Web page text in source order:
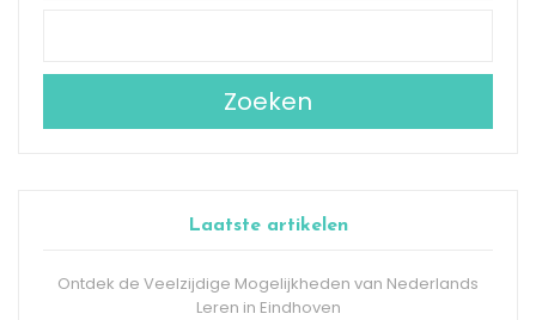
Zoeken
Laatste artikelen
Ontdek de Veelzijdige Mogelijkheden van Nederlands
Leren in Eindhoven